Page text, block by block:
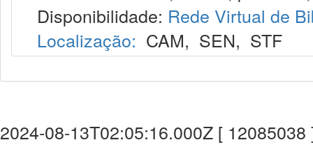
Disponibilidade: Rede Virtual de
Localização: CAM, SEN, STF
2024-08-13T02:05:16.000Z [ 12085038